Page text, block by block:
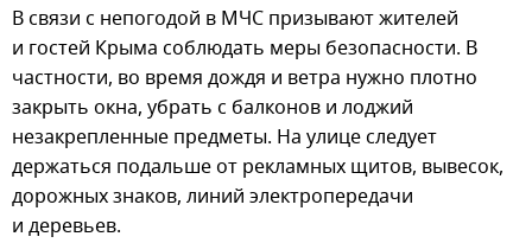
В связи с непогодой в МЧС призывают жителей
и гостей Крыма соблюдать меры безопасности. В
частности, во время дождя и ветра нужно плотно
закрыть окна, убрать с балконов и лоджий
незакрепленные предметы. На улице следует
держаться подальше от рекламных щитов, вывесок,
дорожных знаков, линий электропередачи
и деревьев.